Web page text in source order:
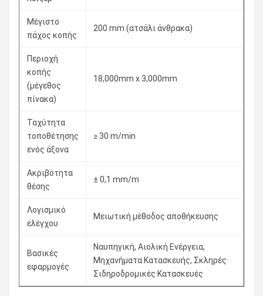
Μέγιστο
πάχος κοπής
200 mm (ατσάλι άνθρακα)
Περιοχή
κοπής
(μέγεθος
πίνακα)
18,000mm x 3,000mm
Ταχύτητα
τοποθέτησης
ενός άξονα
≥ 30 m/min
Ακριβότητα
θέσης
± 0,1 mm/m
Λογισμικό
ελέγχου
Μειωτική μέθοδος αποθήκευσης
Βασικές
εφαρμογές
Ναυπηγική, Αιολική Ενέργεια,
Μηχανήματα Κατασκευής, Σκληρές
Σιδηροδρομικές Κατασκευές